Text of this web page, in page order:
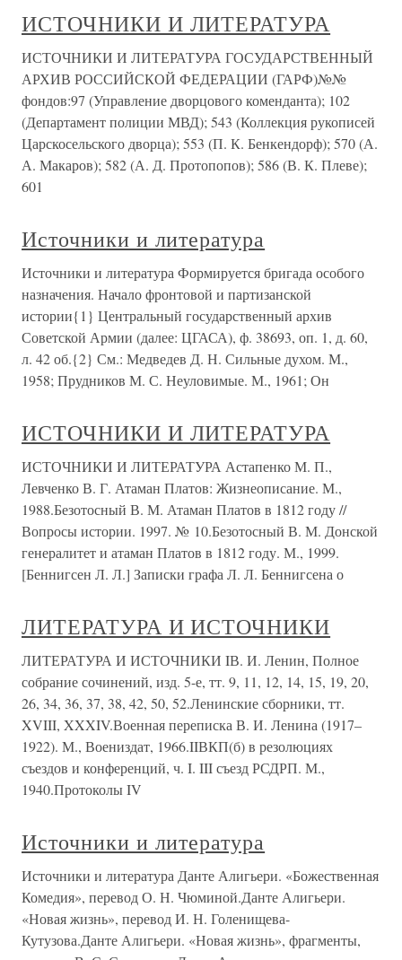
ИСТОЧНИКИ И ЛИТЕРАТУРА
ИСТОЧНИКИ И ЛИТЕРАТУРА ГОСУДАРСТВЕННЫЙ
АРХИВ РОССИЙСКОЙ ФЕДЕРАЦИИ (ГАРФ)№№
фондов:97 (Управление дворцового коменданта); 102
(Департамент полиции МВД); 543 (Коллекция рукописей
Царскосельского дворца); 553 (П. К. Бенкендорф); 570 (А.
А. Макаров); 582 (А. Д. Протопопов); 586 (В. К. Плеве);
601
Источники и литература
Источники и литература Формируется бригада особого
назначения. Начало фронтовой и партизанской
истории{1} Центральный государственный архив
Советской Армии (далее: ЦГАСА), ф. 38693, оп. 1, д. 60,
л. 42 об.{2} См.: Медведев Д. Н. Сильные духом. М.,
1958; Прудников М. С. Неуловимые. М., 1961; Он
ИСТОЧНИКИ И ЛИТЕРАТУРА
ИСТОЧНИКИ И ЛИТЕРАТУРА Астапенко М. П.,
Левченко В. Г. Атаман Платов: Жизнеописание. М.,
1988.Безотосный В. М. Атаман Платов в 1812 году //
Вопросы истории. 1997. № 10.Безотосный В. М. Донской
генералитет и атаман Платов в 1812 году. М., 1999.
[Беннигсен Л. Л.] Записки графа Л. Л. Беннигсена о
ЛИТЕРАТУРА И ИСТОЧНИКИ
ЛИТЕРАТУРА И ИСТОЧНИКИ IВ. И. Ленин, Полное
собрание сочинений, изд. 5-е, тт. 9, 11, 12, 14, 15, 19, 20,
26, 34, 36, 37, 38, 42, 50, 52.Ленинские сборники, тт.
XVIII, XXXIV.Военная переписка В. И. Ленина (1917–
1922). М., Воениздат, 1966.IIВКП(б) в резолюциях
съездов и конференций, ч. I. III съезд РСДРП. М.,
1940.Протоколы IV
Источники и литература
Источники и литература Данте Алигьери. «Божественная
Комедия», перевод О. Н. Чюминой.Данте Алигьери.
«Новая жизнь», перевод И. Н. Голенищева-
Кутузова.Данте Алигьери. «Новая жизнь», фрагменты,